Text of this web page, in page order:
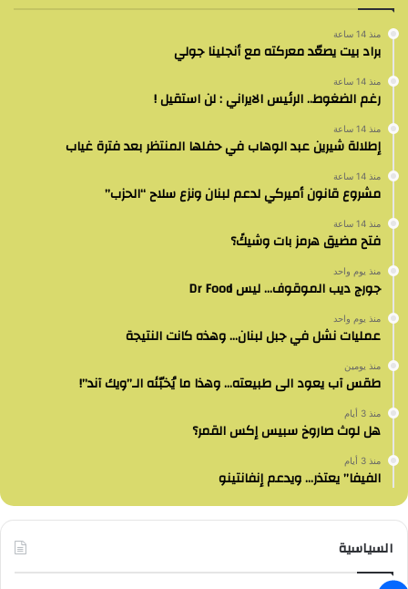
منذ 14 ساعة
براد بيت يصعّد معركته مع أنجلينا جولي
منذ 14 ساعة
رغم الضغوط.. الرئيس الايراني : لن استقيل !
منذ 14 ساعة
إطلالة شيرين عبد الوهاب في حفلها المنتظر بعد فترة غياب
منذ 14 ساعة
مشروع قانون أميركي لدعم لبنان ونزع سلاح “الحزب”
منذ 14 ساعة
فتح مضيق هرمز بات وشيكً؟
منذ يوم واحد
جورج ديب الموقوف… ليس Dr Food
منذ يوم واحد
عمليات نشل في جبل لبنان… وهذه كانت النتيجة
منذ يومين
طقس آب يعود الى طبيعته… وهذا ما يُخبّئه الـ”ويك آند”!
منذ 3 أيام
هل لوث صاروخ سبيس إكس القمر؟
منذ 3 أيام
الفيفا” يعتذر… ويدعم إنفانتينو
السياسية